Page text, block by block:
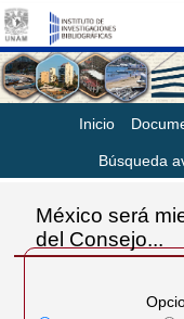
Inicio
Búsqueda
México será
del Consejo...